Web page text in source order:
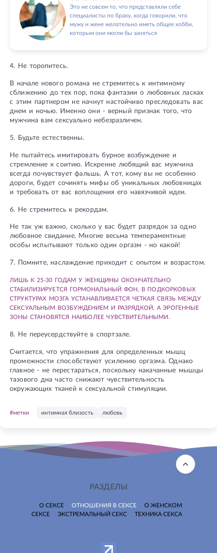
Это не совсем то, что представляли себе
специалисты по браку, когда говорили, что
мужу и жене желательно иметь общее хобби,
которым они могли бы заняться
4. Не торопитесь.
В начале нового романа не стремитесь к интимному
сближению до тех пор, пока фантазии о любовных ласках
с этим партнером не начнут настойчиво преследовать вас
днем и ночью. Именно они - верный признак того, что
мужчина вам сексуально небезразличен.
5. Будьте естественны.
Не пытайтесь имитировать бурное возбуждение и
стремление к соитию. Искренне любящий вас мужчина
всегда почувствует фальшь. А тот, кому вы не особенно
дороги, будет сочинять мифы об уникальных любовницах
и требовать от вас воплощения его навязчивой идеи.
6. Не стремитесь к рекордам.
Не так уж важно, сколько у вас будет разрядок за одно
любовное свидание. Многие весьма темпераментные
особы испытывают только один оргазм - но какой!
7. Помните, наслаждение приходит с опытом и возрастом.
ЛИШЬ К 25-30 ГОДАМ У ЖЕНЩИНЫ ОКОНЧАТЕЛЬНО
СТАБИЛИЗИРУЕТСЯ ГОРМОНАЛЬНЫЙ ФОН, В ПОДКОРКОВЫХ
СТРУКТУРАХ МОЗГА УСТАНАВЛИВАЕТСЯ ЧЕТКАЯ СВЯЗЬ МЕЖДУ
СЕКСУАЛЬНЫМ ВОЗБУЖДЕНИЕМ И РАЗРЯДКОЙ, А ЭРОГЕННЫЕ
ЗОНЫ СТАНОВЯТСЯ НАИБОЛЕЕ ЧУВСТВИТЕЛЬНЫМИ.
8. Не переусердствуйте в спортзале.
Считается, что упражнения для определенных мышц
промежности способствуют усилению оргазма. Однако
главное - не перестараться, поскольку накачанные мышцы
тазового дна часто снижают чувствительность
окружающих тканей к сексуальной стимуляции.
#метки интимная близость любовь
РАЗДЕЛЫ
О СЕКСЕ ОТНОШЕНИЯ В СЕКСЕ
О ЖЕНСКОМ
СЕКСЕ
ЭКСТРЕМАЛЬНЫЙ СЕКС ТЕХНИКА СЕКСА